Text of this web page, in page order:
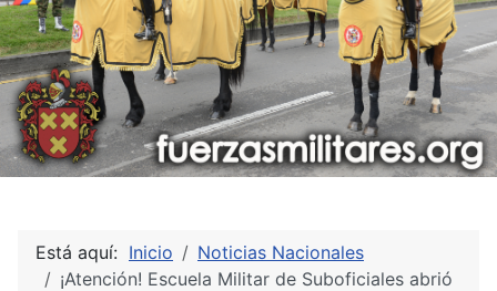
Está aquí: Inicio
Noticias Nacionales
¡Atención! Escuela Militar de Suboficiales abrió